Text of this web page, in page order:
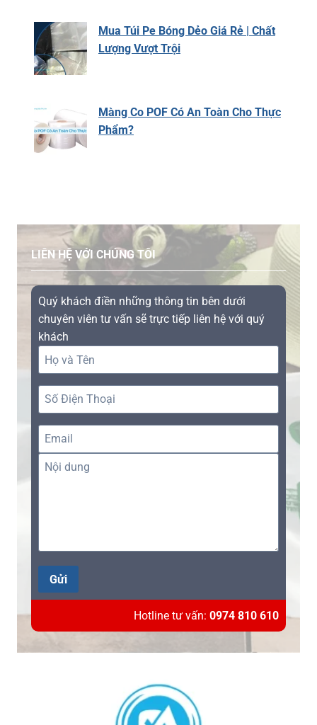
Mua Túi Pe Bóng Dẻo Giá Rẻ | Chất
Lượng Vượt Trội
Màng Co POF Có An Toàn Cho Thực
Phẩm?
LIÊN HỆ VỚI CHÚNG TÔI
Quý khách điền những thông tin bên dưới
chuyên viên tư vấn sẽ trực tiếp liên hệ với quý
khách
Gửi
Hotline tư vấn: 0974 810 610